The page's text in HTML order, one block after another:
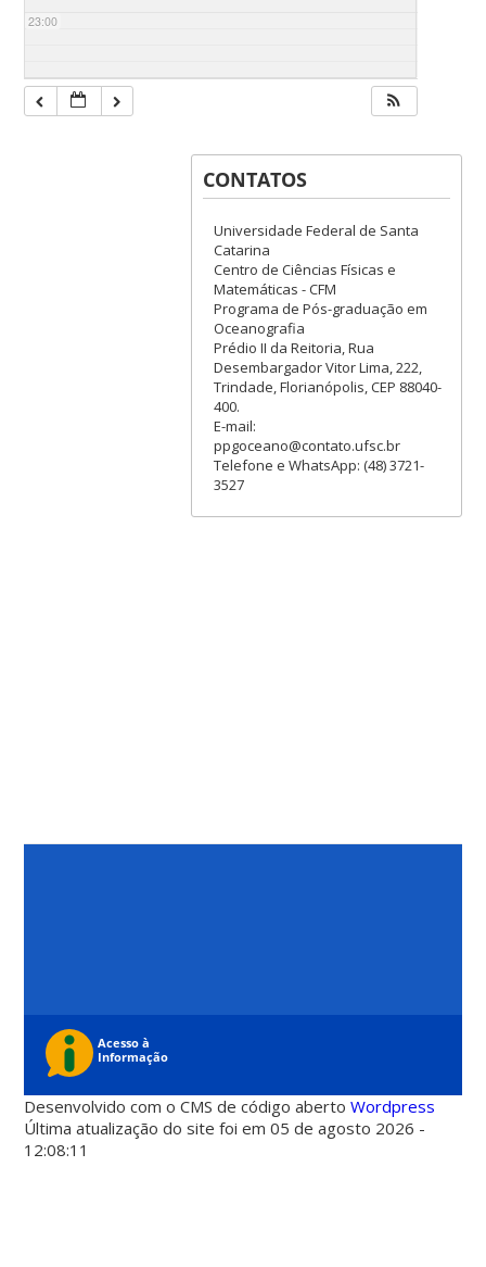
23:00
CONTATOS
Universidade Federal de Santa
Catarina
Centro de Ciências Físicas e
Matemáticas - CFM
Programa de Pós-graduação em
Oceanografia
Prédio II da Reitoria, Rua
Desembargador Vitor Lima, 222,
Trindade, Florianópolis, CEP 88040-
400.
E-mail:
ppgoceano@contato.ufsc.br
Telefone e WhatsApp: (48) 3721-
3527
Desenvolvido com o CMS de código abertoWordpress
Última atualização do site foi em 05 de agosto 2026 -
12:08:11